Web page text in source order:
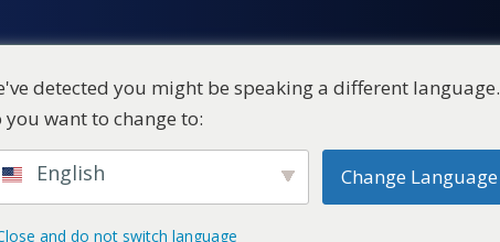
Productos
detected you might be speaking a different language.
you want to change to:
English Change Language
and do not switch language